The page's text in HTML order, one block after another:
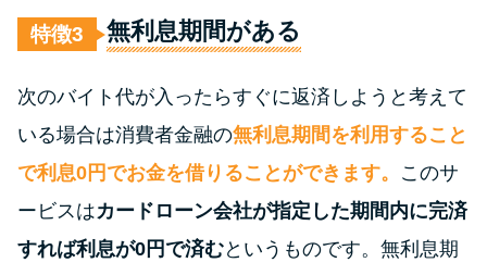
を解説
は要注意！
090金融（闇金）からお金を借り
てはいけない理由と借りた場合
の対処法
特徴 無利息期間がある
次のバイト代が入ったらすぐに返済しようと考えて
いる場合は消費者金融の無利息期間を利用すること
で利息0円でお金を借りることができます。 このサ
ービスはカードローン会社が指定した期間内に完済
すれば利息が0円で済むというものです。無利息期